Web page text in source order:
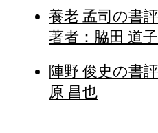
養老 孟司の書
著者：脇田 道子
陣野 俊史の書
原 昌也